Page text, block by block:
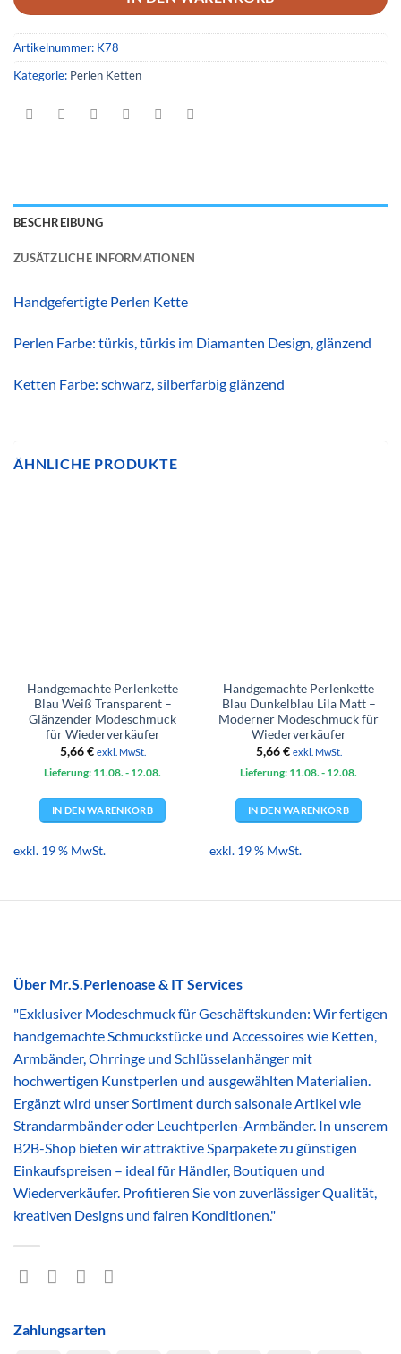
Artikelnummer: K78
Kategorie: Perlen Ketten
BESCHREIBUNG
ZUSÄTZLICHE INFORMATIONEN
Handgefertigte Perlen Kette
Perlen Farbe: türkis, türkis im Diamanten Design, glänzend
Ketten Farbe: schwarz, silberfarbig glänzend
ÄHNLICHE PRODUKTE
Handgemachte Perlenkette
Blau Weiß Transparent –
Glänzender Modeschmuck
für Wiederverkäufer
5,66€ exkl. MwSt.
Lieferung: 11.08. - 12.08.
IN DEN WARENKORB
exkl. 19 % MwSt.
Handgemachte Perlenkette
Blau Dunkelblau Lila Matt –
Moderner Modeschmuck für
Wiederverkäufer
5,66€ exkl. MwSt.
Lieferung: 11.08. - 12.08.
IN DEN WARENKORB
exkl. 19 % MwSt.
Über Mr.S.Perlenoase & IT Services
"Exklusiver Modeschmuck für Geschäftskunden: Wir fertigen
handgemachte Schmuckstücke und Accessoires wie Ketten,
Armbänder, Ohrringe und Schlüsselanhänger mit
hochwertigen Kunstperlen und ausgewählten Materialien.
Ergänzt wird unser Sortiment durch saisonale Artikel wie
Strandarmbänder oder Leuchtperlen-Armbänder. In unserem
B2B-Shop bieten wir attraktive Sparpakete zu günstigen
Einkaufspreisen – ideal für Händler, Boutiquen und
Wiederverkäufer. Profitieren Sie von zuverlässiger Qualität,
kreativen Designs und fairen Konditionen."
Zahlungsarten